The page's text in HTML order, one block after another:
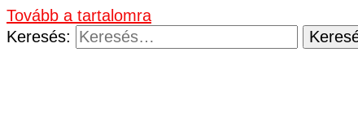
Tovább a tartalomra
Keresés: